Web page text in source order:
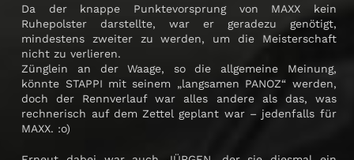
Da der knappe Punktevorsprung von MAXX kein
Ruhepolster darstellte, war er geradezu genötigt,
mindestens zweiter zu werden, um die Meisterschaft
nicht zu verlieren.
Zünglein an der Waage, so die allgemeine Meinung,
könnte STAPPI mit seinem „langsamen PANOZ“ werden,
doch der Rennverlauf war alles andere als das, was
rechnerisch auf dem Zettel geplant war – jedenfalls für
MAXX. :o)